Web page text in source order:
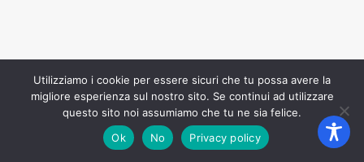
Utilizziamo i cookie per essere sicuri che tu possa avere la
migliore esperienza sul nostro sito. Se continui ad utilizzare
questo sito noi assumiamo che tu ne sia felice.
Ok
No Privacy policy